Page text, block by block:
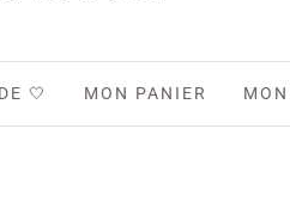
🤍 MON PANIER